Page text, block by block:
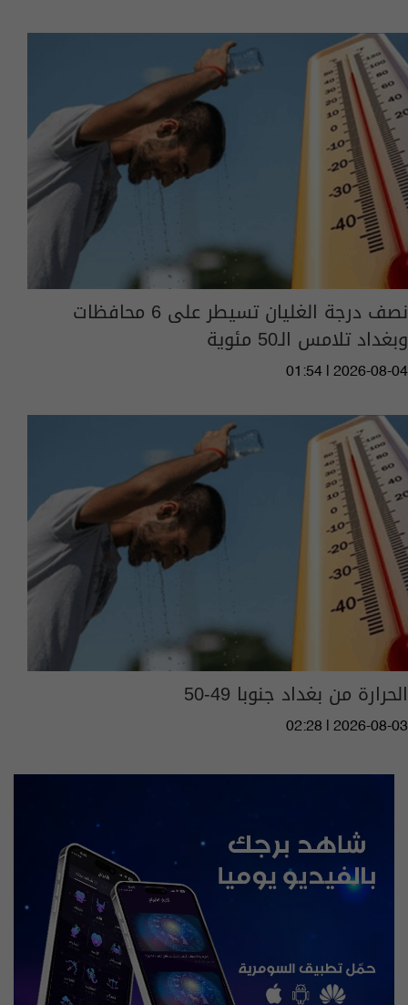
نصف درجة الغليان تسيطر على 6 محافظات
وبغداد تلامس الـ50 مئوية
01:54 | 2026-08-04
الحرارة من بغداد جنوبا 49-50
02:28 | 2026-08-03